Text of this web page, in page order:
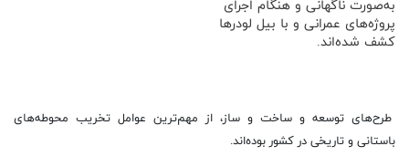
به‌صورت ناگهانی و هنگام اجرای
پروژه‌های عمرانی و با بیل لودر‌ها
کشف شده‌اند.
طرح‌های توسعه و ساخت و ساز، از مهم‌ترین عوامل تخریب محوطه‌های
باستانی و تاریخی در کشور بوده‌اند.